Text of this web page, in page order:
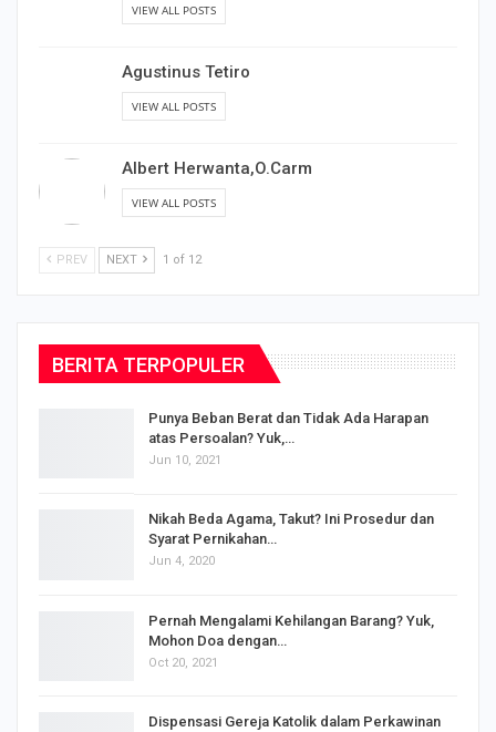
VIEW ALL POSTS
Agustinus Tetiro
VIEW ALL POSTS
Albert Herwanta,O.Carm
VIEW ALL POSTS
PREV NEXT 1 of 12
BERITA TERPOPULER
Punya Beban Berat dan Tidak Ada Harapan
atas Persoalan? Yuk,…
Jun 10, 2021
Nikah Beda Agama, Takut? Ini Prosedur dan
Syarat Pernikahan…
Jun 4, 2020
Pernah Mengalami Kehilangan Barang? Yuk,
Mohon Doa dengan…
Oct 20, 2021
Dispensasi Gereja Katolik dalam Perkawinan